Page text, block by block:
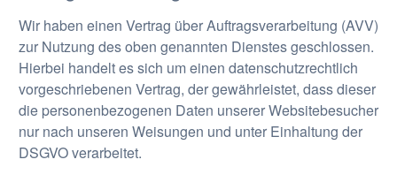
Wir haben einen Vertrag über Auftragsverarbeitung (AVV)
zur Nutzung des oben genannten Dienstes geschlossen.
Hierbei handelt es sich um einen datenschutzrechtlich
vorgeschriebenen Vertrag, der gewährleistet, dass dieser
die personenbezogenen Daten unserer Websitebesucher
nur nach unseren Weisungen und unter Einhaltung der
DSGVO verarbeitet.